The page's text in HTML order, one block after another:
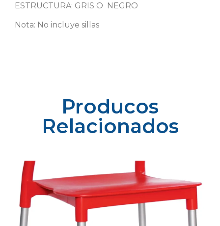
ESTRUCTURA: GRIS O NEGRO
Nota: No incluye sillas
Producos
Relacionados